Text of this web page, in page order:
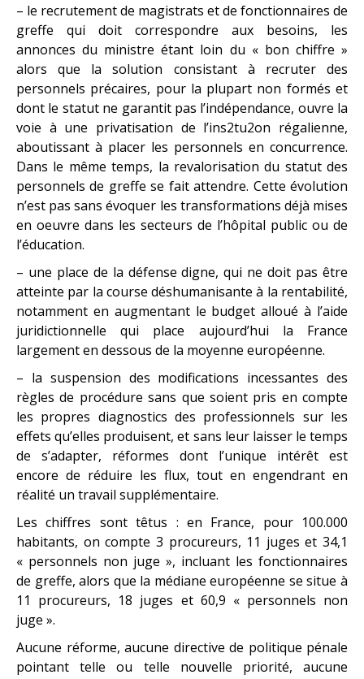
– le recrutement de magistrats et de fonctionnaires de
greffe qui doit correspondre aux besoins, les
annonces du ministre étant loin du « bon chiffre »
alors que la solution consistant à recruter des
personnels précaires, pour la plupart non formés et
dont le statut ne garantit pas l’indépendance, ouvre la
voie à une privatisation de l’ins2tu2on régalienne,
aboutissant à placer les personnels en concurrence.
Dans le même temps, la revalorisation du statut des
personnels de greffe se fait attendre. Cette évolution
n’est pas sans évoquer les transformations déjà mises
en oeuvre dans les secteurs de l’hôpital public ou de
l’éducation.
– une place de la défense digne, qui ne doit pas être
atteinte par la course déshumanisante à la rentabilité,
notamment en augmentant le budget alloué à l’aide
juridictionnelle qui place aujourd’hui la France
largement en dessous de la moyenne européenne.
– la suspension des modifications incessantes des
règles de procédure sans que soient pris en compte
les propres diagnostics des professionnels sur les
effets qu’elles produisent, et sans leur laisser le temps
de s’adapter, réformes dont l’unique intérêt est
encore de réduire les flux, tout en engendrant en
réalité un travail supplémentaire.
Les chiffres sont têtus : en France, pour 100.000
habitants, on compte 3 procureurs, 11 juges et 34,1
« personnels non juge », incluant les fonctionnaires
de greffe, alors que la médiane européenne se situe à
11 procureurs, 18 juges et 60,9 « personnels non
juge ».
Aucune réforme, aucune directive de politique pénale
pointant telle ou telle nouvelle priorité, aucune